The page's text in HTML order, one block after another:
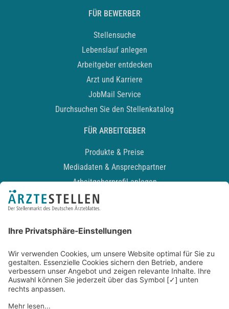
FÜR BEWERBER
Stellensuche
Lebenslauf anlegen
Arbeitgeber entdecken
Arzt und Karriere
JobMail Service
Durchsuchen Sie den Stellenkatalog
FÜR ARBEITGEBER
Produkte & Preise
Mediadaten & Ansprechpartner
Arbeitgeberprofil anlegen
Recruiting-Podcast
Kontakt
Datenschutz
Newsletter